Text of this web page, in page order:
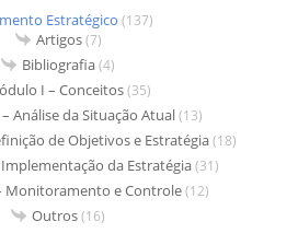
Estratégico (137)
Artigos(7)
Bibliografia(4)
I – Conceitos(35)
Análise da Situação Atual(13)
de Objetivos e Estratégia(18)
da Estratégia(31)
Monitoramento e Controle(12)
Outros(16)